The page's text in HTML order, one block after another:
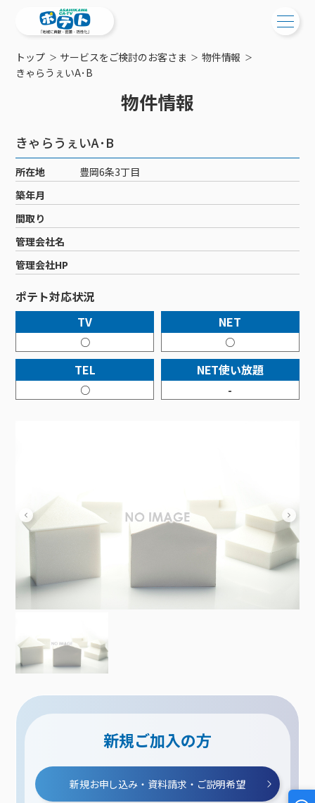
ご検討中の方
工事・配線について
新居をご検討中の方へ
ポテトを導入している集合住宅
物件情報
特典・キャンペーン
おトクな割引サービス
ご加入中の方
ご加入中のサービス確認・変更
WEBメール
サポートサービス
サポートサービストップ
リモートコール
回線速度測定
接続・設定⽅法
訪問サポート＆サポートパックサービス料⾦表
新着情報
メンテナンス・障害情報
ポテトからのプレゼント
イベントカレンダー
講座のご案内
サービス案内
サービス案内
ケーブルテレビ
ケーブルテレビトップ
チャンネル紹介
料⾦プラン
NHK衛星受信料団体⼀括⽀払
機器⼀覧
インターネット
インターネットトップ
料⾦プラン
Wi-Fiサービス
ポテトホーム防犯カメラ
オプションサービス
インターネットギガシェアプラン
固定電話
固定電話トップ
基本料⾦・通話料⾦
オプションサービス
auスマートバリュー
auまとめトーク
ポテトスマートフォントップ
料⾦プラン
機種⼀覧
オプションサービス
でんき
でんきトップ
ポラリンでんき×ポテト
ポテトでんき
暮らしを快適にするサービス
暮らしを快適にするサービストップ
ポテトライフメール
コミチャン
お困りの方はこちら
会社案内
メンテナンス
障害情報
トップ サービスをご検討のお客さま
物件情報
きゃらうぇいA･B
物件情報
きゃらうぇいA･B
所在地
豊岡6条3丁目
築年月
間取り
管理会社名
管理会社HP
ポテト対応状況
TV
○
NET
○
TEL
○
NET使い放題
-
新規ご加入の方
新規お申し込み・資料請求・ご説明希望